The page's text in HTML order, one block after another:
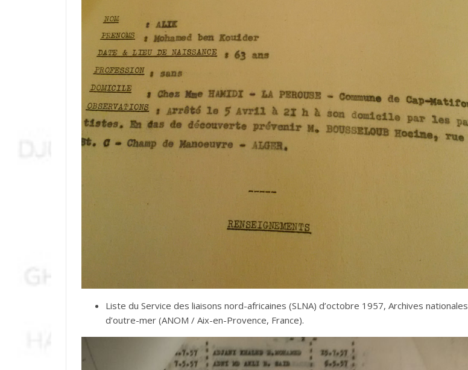
Liste du Service des liaisons nord-africaines (SLNA) d’octobre 1957, Archives nationales
d’outre-mer (ANOM / Aix-en-Provence, France).